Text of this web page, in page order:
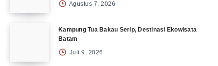
Agustus 7, 2026
Kampung Tua Bakau Serip, Destinasi Ekowisata
Batam
Juli 9, 2026